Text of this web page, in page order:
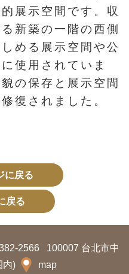
展示空間です。収
新築の一階の西側
める展示空間や公
使用されていま
の保存と展示空間
復されました。
に戻る
戻る
2566
100007 台北市中
内)
map